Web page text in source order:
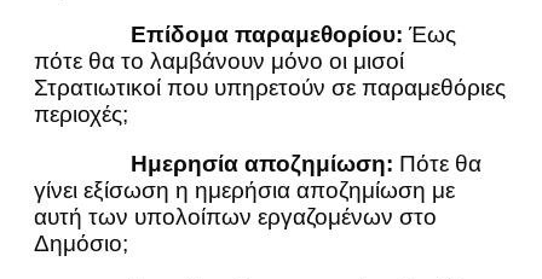
Επίδομα παραμεθορίου: Έως
πότε θα το λαμβάνουν μόνο οι μισοί
Στρατιωτικοί που υπηρετούν σε παραμεθόριες
περιοχές;
Ημερησία αποζημίωση: Πότε θα
γίνει εξίσωση η ημερήσια αποζημίωση με
αυτή των υπολοίπων εργαζομένων στο
Δημόσιο;